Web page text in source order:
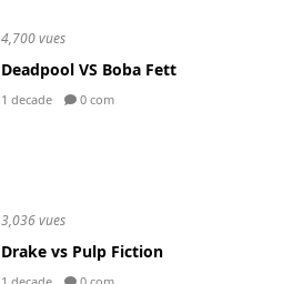
4,700 vues
Deadpool VS Boba Fett
1 decade 0 com
3,036 vues
Drake vs Pulp Fiction